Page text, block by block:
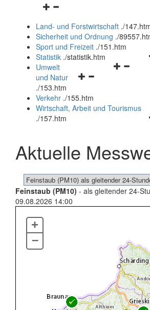
Navigationsmenü
und
schließen
Land- und Forstwirtschaft ./
Sicherheit und Ordnung ./
Sport und Freizeit ./151.htm
Statistik ./statistik.htm
Navigationsmenü
und
schließen
Umwelt
und Natur
./153.htm
Verkehr ./155.htm
Wirtschaft, Arbeit und Tourismus
./157.htm
Aktuelle
Feinstaub (PM10) - als gleitender 24-
09.08.2026 14:00
+
–